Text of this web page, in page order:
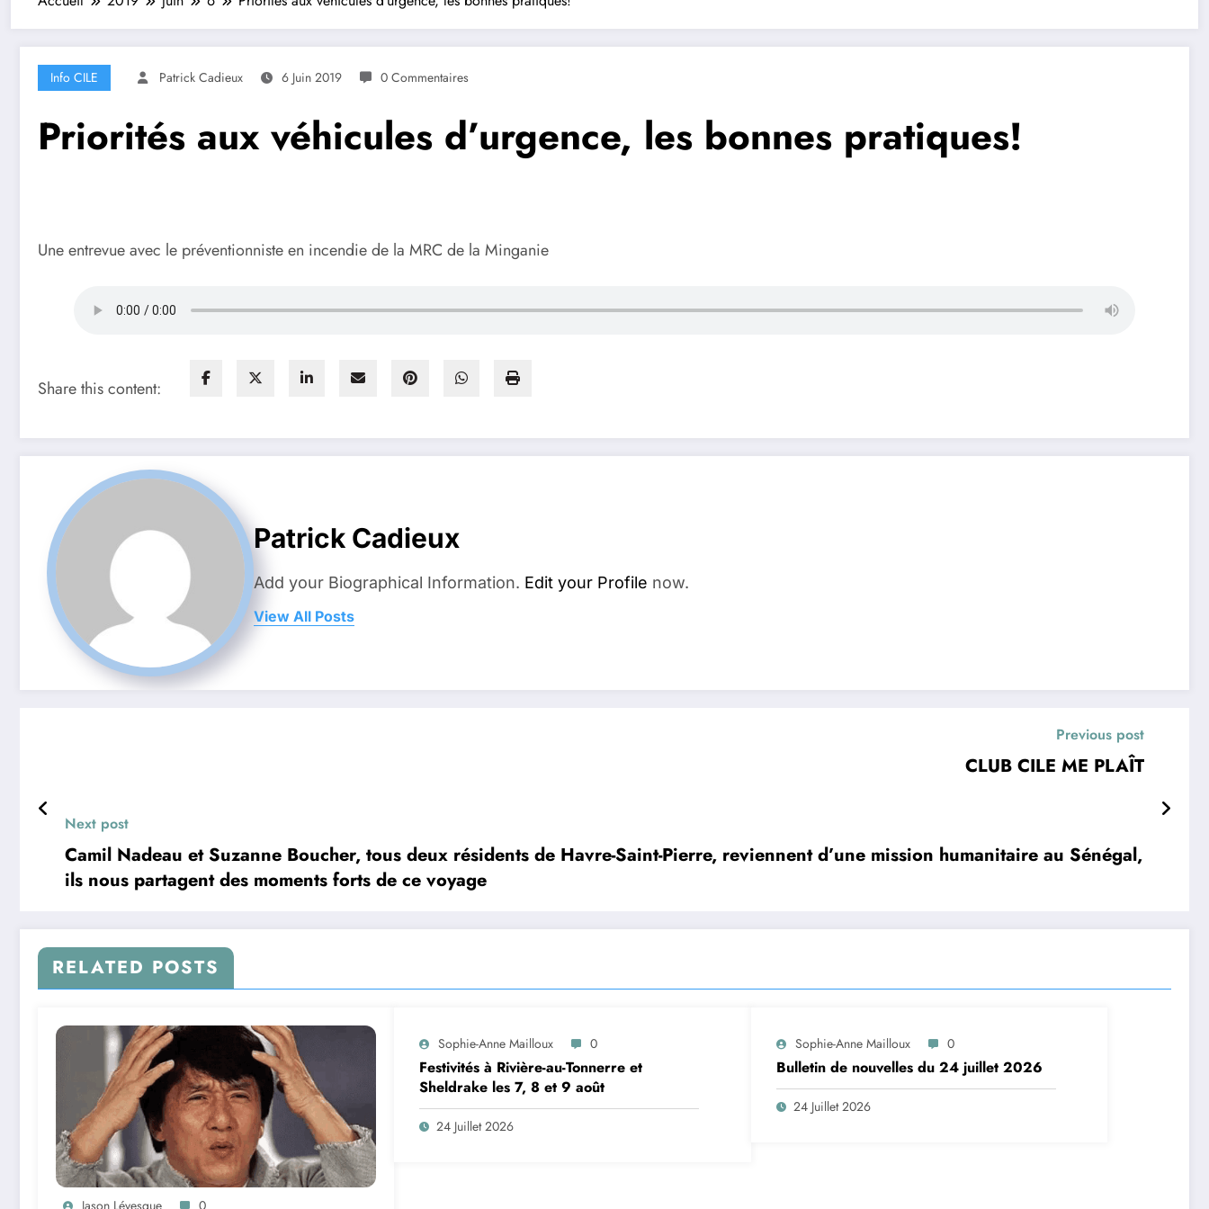
Info CILE Patrick Cadieux 6 Juin 2019 0 Commentaires
Priorités aux véhicules d’urgence, les bonnes pratiques!
Une entrevue avec le préventionniste en incendie de la MRC de la Minganie
Share this content:
Patrick Cadieux
Add your Biographical Information. Edit your Profile now.
View All Posts
Previous post
CLUB CILE ME PLAÎT
Next post
Camil Nadeau et Suzanne Boucher, tous deux résidents de Havre-Saint-Pierre, reviennent d’une mission humanitaire au Sénégal,
ils nous partagent des moments forts de ce voyage
RELATED POSTS
Jason Lévesque 0
Sophie-Anne Mailloux 0
Festivités à Rivière-au-Tonnerre et
Sheldrake les 7, 8 et 9 août
24 Juillet 2026
Sophie-Anne Mailloux 0
Bulletin de nouvelles du 24 juillet 2026
24 Juillet 2026